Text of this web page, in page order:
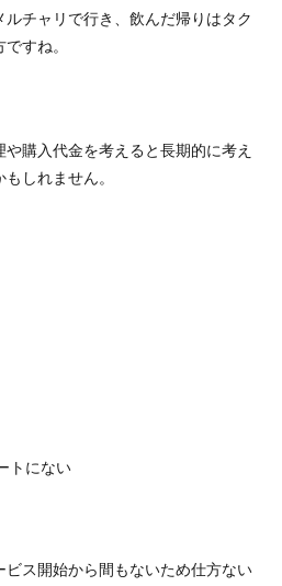
チャリで行き、飲んだ帰りはタク
すね。
購入代金を考えると長期的に考え
しれません。
トにない
ス開始から間もないため仕方ない